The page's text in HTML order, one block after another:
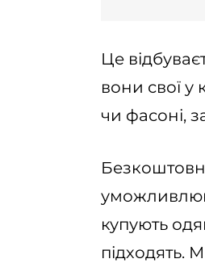
Це
вони свої
чи фасоні,
купують
підходять.